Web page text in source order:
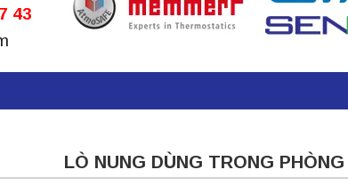
43
LÒ NUNG DÙNG TRONG